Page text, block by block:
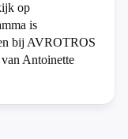
op
is
bij AVROTROS
Antoinette